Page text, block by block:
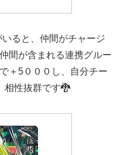
ると、仲間がチャージ
間が含まれる連携グルー
＋5０００し、自分チー
相性抜群です🐉